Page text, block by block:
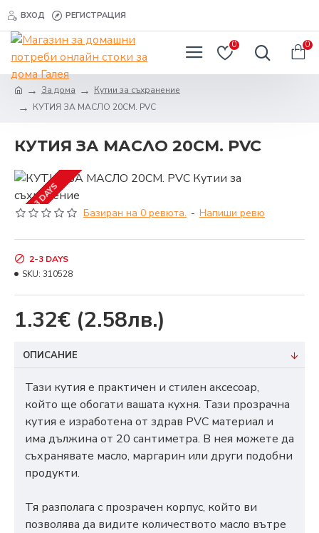
ВХОД РЕГИСТРАЦИЯ
0 0
За дома
Кутии за съхранение
КУТИЯ ЗА МАСЛО 20СМ. PVC
КУТИЯ ЗА МАСЛО 20СМ. PVC
2-3 DAYS Базиран на 0 ревюта. - Напиши ревю
1.32€ (2.58лв.)
2-3 DAYS
SKU: 310528
ОПИСАНИЕ
Тази кутия е практичен и стилен аксесоар,
който ще обогати вашата кухня. Тази прозрачна
кутия е изработена от здрав PVC материал и
има дължина от 20 сантиметра. В нея можете да
съхранявате масло, маргарин или други подобни
продукти.
Тя разполага с прозрачен корпус, който ви
позволява да видите количеството масло вътре